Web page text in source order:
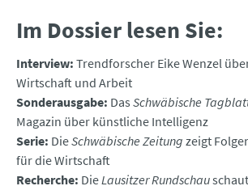
Im Dossier lesen Sie:
Interview: Trendforscher Eike Wenzel
Wirtschaft und Arbeit
Sonderausgabe: Das Schwäbische
Magazin über künstliche Intelligenz
Serie: DieSchwäbische Zeitung zeigt
für die Wirtschaft
Recherche: DieLausitzer Rundschau